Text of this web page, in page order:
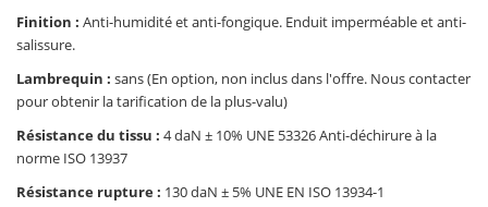
Finition : Anti-humidité et anti-fongique. Enduit imperméable et anti-
salissure.
Lambrequin : sans (En option, non inclus dans l'offre. Nous contacter
pour obtenir la tarification de la plus-valu)
Résistance du tissu : 4 daN ± 10% UNE 53326 Anti-déchirure à la
norme ISO 13937
Résistance rupture : 130 daN ± 5% UNE EN ISO 13934-1